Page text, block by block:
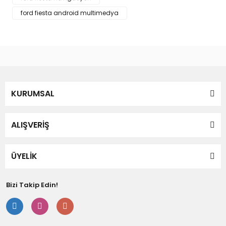
ford fiesta android multimedya
KURUMSAL
ALIŞVERİŞ
ÜYELİK
Bizi Takip Edin!